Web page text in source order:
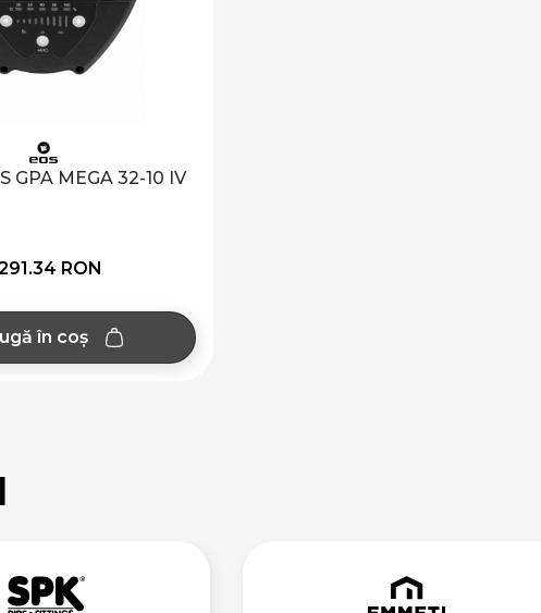
GPA MEGA 32-10 IV
RON
în coș